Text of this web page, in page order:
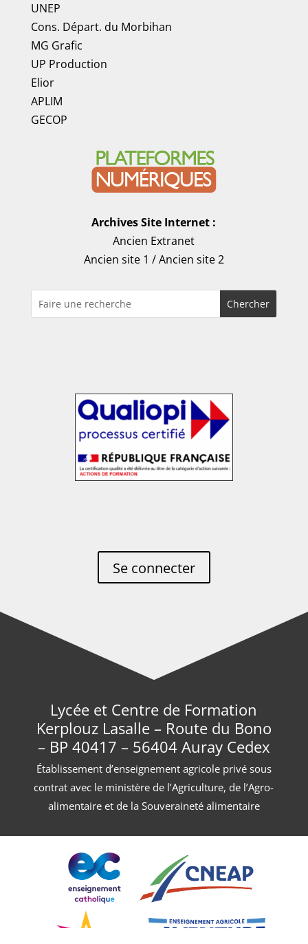
UNEP
Cons. Départ. du Morbihan
MG Grafic
UP Production
Elior
APLIM
GECOP
Archives Site Internet :
Ancien Extranet
Ancien site 1 /Ancien site 2
Se connecter
Lycée et Centre de Formation
Kerplouz Lasalle – Route du Bono
– BP 40417 – 56404 Auray Cedex
Établissement d’enseignement agricole privé sous
contrat avec le ministère de l’Agriculture, de l’Agro-
alimentaire et de la Souveraineté alimentaire